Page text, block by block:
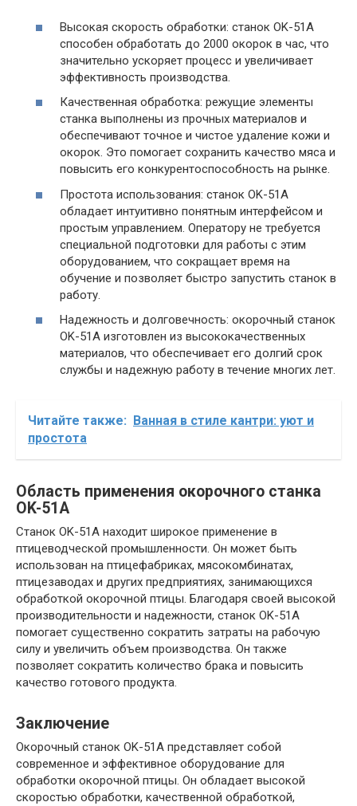
Высокая скорость обработки: станок OK-51A
способен обработать до 2000 окорок в час, что
значительно ускоряет процесс и увеличивает
эффективность производства.
Качественная обработка: режущие элементы
станка выполнены из прочных материалов и
обеспечивают точное и чистое удаление кожи и
окорок. Это помогает сохранить качество мяса и
повысить его конкурентоспособность на рынке.
Простота использования: станок OK-51A
обладает интуитивно понятным интерфейсом и
простым управлением. Оператору не требуется
специальной подготовки для работы с этим
оборудованием, что сокращает время на
обучение и позволяет быстро запустить станок в
работу.
Надежность и долговечность: окорочный станок
OK-51A изготовлен из высококачественных
материалов, что обеспечивает его долгий срок
службы и надежную работу в течение многих лет.
Читайте также:
Ванная в стиле кантри: уют и
простота
Область применения окорочного станка
OK-51A
Станок OK-51A находит широкое применение в
птицеводческой промышленности. Он может быть
использован на птицефабриках, мясокомбинатах,
птицезаводах и других предприятиях, занимающихся
обработкой окорочной птицы. Благодаря своей высокой
производительности и надежности, станок OK-51A
помогает существенно сократить затраты на рабочую
силу и увеличить объем производства. Он также
позволяет сократить количество брака и повысить
качество готового продукта.
Заключение
Окорочный станок OK-51A представляет собой
современное и эффективное оборудование для
обработки окорочной птицы. Он обладает высокой
скоростью обработки, качественной обработкой,